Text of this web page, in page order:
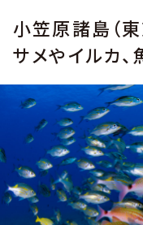
小笠原諸島（東
サメやイルカ